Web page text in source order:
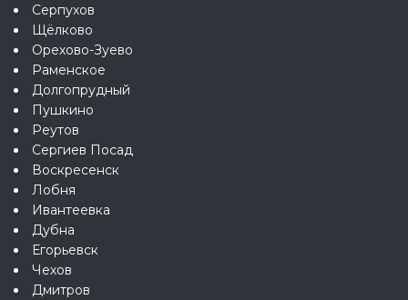
Серпухов
Щёлково
Орехово-Зуево
Раменское
Долгопрудный
Пушкино
Реутов
Сергиев Посад
Воскресенск
Лобня
Ивантеевка
Дубна
Егорьевск
Чехов
Дмитров